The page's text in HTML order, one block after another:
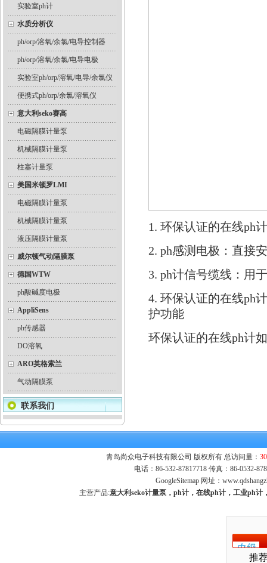
实验室ph计
水质分析仪
ph/orp/溶氧/余氯/电导控制器
ph/orp/溶氧/余氯/电导电极
实验室ph/orp/溶氧/电导/余氯仪
便携式ph/orp/余氯/溶氧仪
意大利seko赛高
电磁隔膜计量泵
机械隔膜计量泵
柱塞计量泵
美国米顿罗LMI
电磁隔膜计量泵
机械隔膜计量泵
液压隔膜计量泵
威尔顿气动隔膜泵
德国WTW
ph酸碱度电极
AppliSens
ph传感器
DO溶氧
ARO英格索兰
气动隔膜泵
联系我们
1. 环保认证的在线ph
2. ph感测电极：直接
3. ph计信号缆线：用
4. 环保认证的在线ph
护功能
环保认证的在线ph计
青岛尚众电子科技有限公司 版权所有 总访问量：
电话：86-532-87817718 传真：86-0532-
GoogleSitemap网址：
主营产品:意大利seko计量泵，ph计，在线ph计，工业ph
推